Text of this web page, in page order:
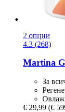
2 опции
4.3 (268)
Martina
За
€ 29,99 (€